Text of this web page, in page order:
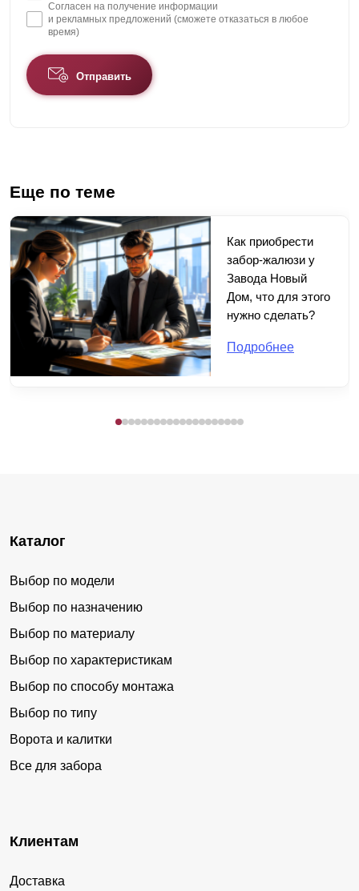
Согласен на получение информации
и рекламных предложений (сможете отказаться в любое
время)
Отправить
Еще по теме
Как приобрести
забор-жалюзи у
Завода Новый
Дом, что для этого
нужно сделать?
Подробнее
Каталог
Выбор по модели
Выбор по назначению
Выбор по материалу
Выбор по характеристикам
Выбор по способу монтажа
Выбор по типу
Ворота и калитки
Все для забора
Клиентам
Доставка